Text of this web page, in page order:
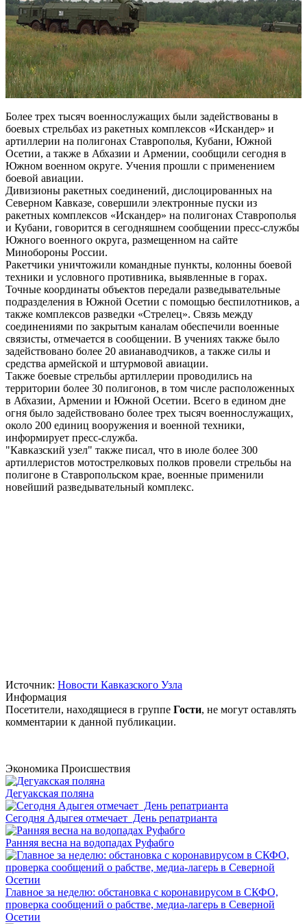
Более трех тысяч военнослужащих были задействованы в
боевых стрельбах из ракетных комплексов «Искандер» и
артиллерии на полигонах Ставрополья, Кубани, Южной
Осетии, а также в Абхазии и Армении, сообщили сегодня в
Южном военном округе. Учения прошли с применением
боевой авиации.
Дивизионы ракетных соединений, дислоцированных на
Северном Кавказе, совершили электронные пуски из
ракетных комплексов «Искандер» на полигонах Ставрополья
и Кубани, говорится в сегодняшнем сообщении пресс-службы
Южного военного округа, размещенном на сайте
Минобороны России.
Ракетчики уничтожили командные пункты, колонны боевой
техники и условного противника, выявленные в горах.
Точные координаты объектов передали разведывательные
подразделения в Южной Осетии с помощью беспилотников, а
также комплексов разведки «Стрелец». Связь между
соединениями по закрытым каналам обеспечили военные
связисты, отмечается в сообщении. В учениях также было
задействовано более 20 авианаводчиков, а также силы и
средства армейской и штурмовой авиации.
Также боевые стрельбы артиллерии проводились на
территории более 30 полигонов, в том числе расположенных
в Абхазии, Армении и Южной Осетии. Всего в едином дне
огня было задействовано более трех тысяч военнослужащих,
около 200 единиц вооружения и военной техники,
информирует пресс-служба.
"Кавказский узел" также писал, что в июле более 300
артиллеристов мотострелковых полков провели стрельбы на
полигоне в Ставропольском крае, военные применили
новейший разведывательный комплекс.
Источник: Новости Кавказского Узла
Информация
Посетители, находящиеся в группе Гости, не могут оставлять
комментарии к данной публикации.
Экономика Происшествия
Дегуакская поляна
Сегодня Адыгея отмечает День репатрианта
Ранняя весна на водопадах Руфабго
Главное за неделю: обстановка с коронавирусом в СКФО,
проверка сообщений о рабстве, медиа-лагерь в Северной
Осетии